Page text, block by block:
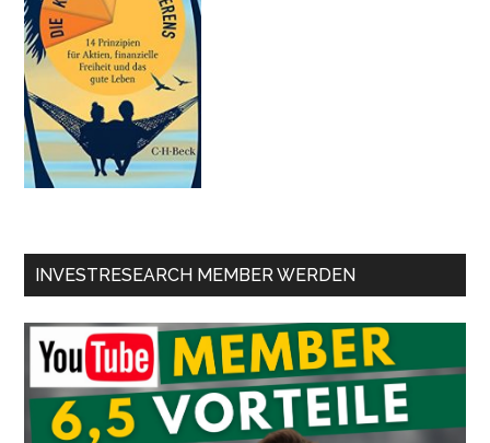
INVESTRESEARCH MEMBER WERDEN